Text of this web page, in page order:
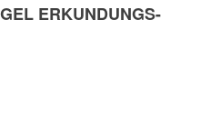
ERKUNDUNGS-